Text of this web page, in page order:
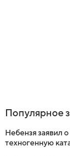
Популярное
Небензя заявил
техногенную